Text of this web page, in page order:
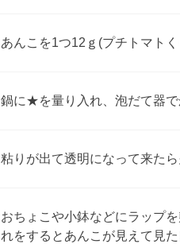
あんこを1つ12ｇ(プチトマト
鍋に★を量り入れ、泡だて器
粘りが出て透明になって来た
おちょこや小鉢などにラップ
れをするとあんこが見えて見